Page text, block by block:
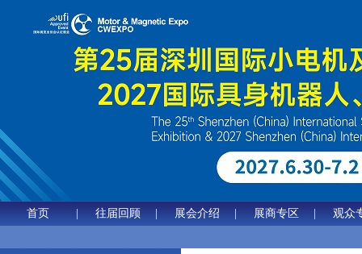
首页 往届回顾 展会介绍 展商专区 观众